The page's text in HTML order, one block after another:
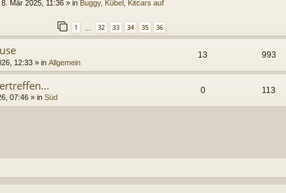
8. Mär 2025, 11:36 » in Buggy, Kübel, Kitcars auf
1 32 33 34 35 36
12:33 » in Allgemein
13 993
07:46 » in Süd
0 113